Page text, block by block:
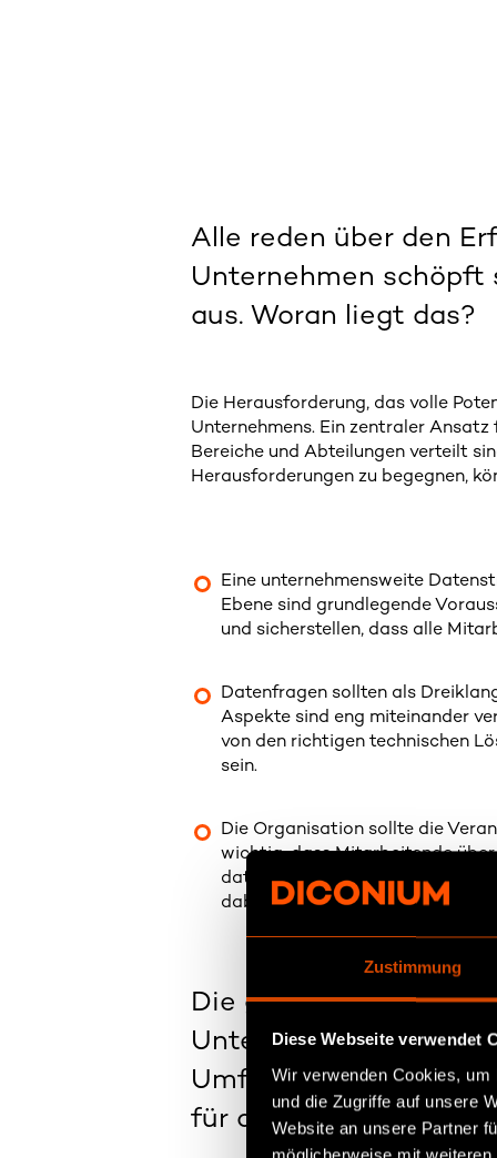
Zustimmung
Diese Webseite verwendet
Wir verwenden Cookies,
und die Zugriffe auf unsere
Website an unsere Partner
Alle reden über den
Unternehmen schöpft
aus. Woran liegt das?
Die Herausforderung, das volle
Unternehmens. Ein zentraler
Bereiche und Abteilungen verteilt
Herausforderungen zu begegnen,
Eine unternehmensweite
Ebene sind grundlegende
und sicherstellen, dass alle
Datenfragen sollten als
Aspekte sind eng miteinander
von den richtigen technischen
sein.
Die Organisation sollte die
wichtig, dass Mitarbeitende
datengesteuerte Projekte
dabei von entscheidender
Die größten
Unternehmen im
Umfrageergebnis mit
für den größten